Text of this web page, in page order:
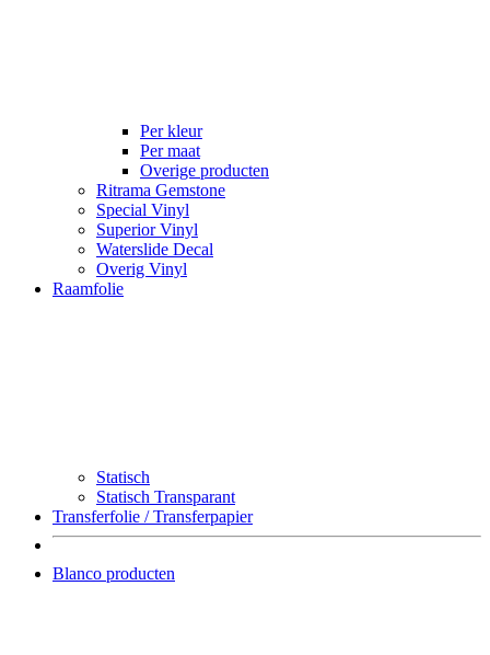
Per kleur
Per maat
Overige producten
Ritrama Gemstone
Special Vinyl
Superior Vinyl
Waterslide Decal
Overig Vinyl
Raamfolie
Statisch
Statisch Transparant
Transferfolie / Transferpapier
Blanco producten